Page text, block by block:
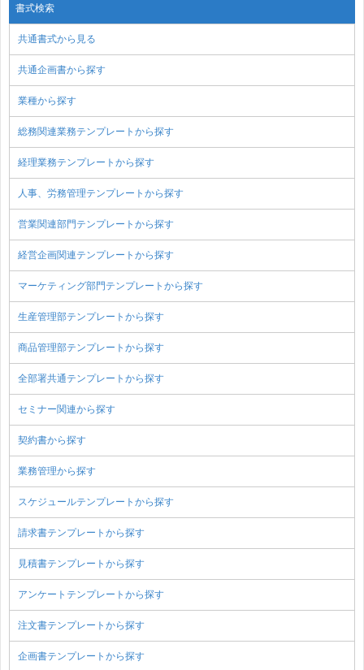
書式検索
共通書式から見る
共通企画書から探す
業種から探す
総務関連業務テンプレートから探す
経理業務テンプレートから探す
人事、労務管理テンプレートから探す
営業関連部門テンプレートから探す
経営企画関連テンプレートから探す
マーケティング部門テンプレートから探す
生産管理部テンプレートから探す
商品管理部テンプレートから探す
全部署共通テンプレートから探す
セミナー関連から探す
契約書から探す
業務管理から探す
スケジュールテンプレートから探す
請求書テンプレートから探す
見積書テンプレートから探す
アンケートテンプレートから探す
注文書テンプレートから探す
企画書テンプレートから探す